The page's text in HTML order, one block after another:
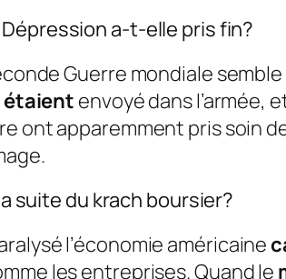
a-t-elle pris fin?
Guerre mondiale
étaient envoyé dans l’armée,
ont apparemment pris soin
suite du krach boursier?
l’économie américaine
les entreprises. Quand le